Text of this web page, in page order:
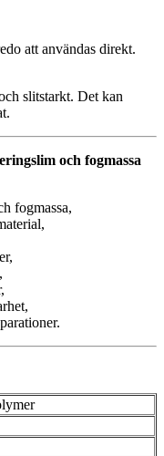
att användas direkt.
slitstarkt. Det kan
och fogmassa
fogmassa,